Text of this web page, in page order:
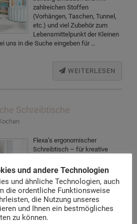
zahlreichen Stoffen
(Vorhängen, Taschen, Tunnel,
etc.) und viel Zubehör zum
Lebensmittelpunkt der Kleinen
uns in die Suche eingeben für …
WEITERLESEN
Schreibtische
Flexa’s ergonomischer
Schreibtisch – für kreative
ergonomischer Schreibtisch ist
genau das richtige, wenn es
um die Förderung der
Motivation und Kreativität
unserer Kinder geht. Welches
Kind hat schon Lust seine
Hausaufgaben oder
und andere Technologien
und ähnliche Technologien, auch
die ordentliche Funktionsweise
die Nutzung unseres
und Ihnen ein bestmögliches
zu können.